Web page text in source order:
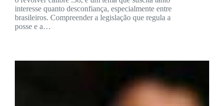
interesse quanto desconfiança, especialmente entre
brasileiros. Compreender a legislação que regula a
posse e a…